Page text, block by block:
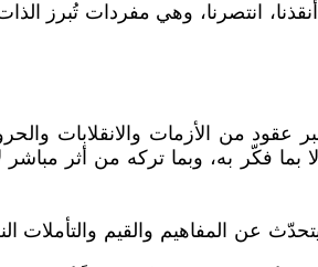
انتصرنا، وهي مفردات تُبرز
عقود من الأزمات والانقلابات
فكّر به، وبما تركه من أثر
عن المفاهيم والقيم والتأملات